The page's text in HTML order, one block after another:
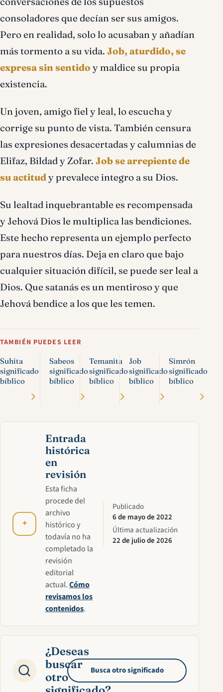
consoladores que decían ser sus amigos.
Pero en realidad, solo lo acusaban y añadían
más tormento a su vida. Job, aturdido, se
expresa sin sentido y maldice su propia
existencia.
Un joven, amigo fiel y leal, lo escucha y
corrige su punto de vista. También censura
las expresiones desacertadas y calumnias de
Elifaz, Bildad y Zofar. Job se arrepiente de
su actitudy prevalece integro a su Dios.
Su lealtad inquebrantable es recompensada
y Jehová Dios le multiplica las bendiciones.
Este hecho representa un ejemplo perfecto
para nuestros días. Deja en claro que bajo
cualquier situación difícil, se puede ser leal a
Dios. Que satanás es un mentiroso y que
Jehová bendice a los que les temen.
TAMBIÉN PUEDES LEER
Suhita
significado
bíblico
Sabeos
significado
bíblico
Temanita
significado
bíblico
Job
significado
bíblico
Simrón
significado
bíblico
✦
Entrada
histórica
en
revisión
Esta ficha
procede del
archivo
histórico y
todavía no ha
completado la
revisión
editorial
actual.Cómo
revisamos los
contenidos.
Publicado
6 de mayo de 2022
Última actualización
22 de julio de 2026
¿Deseas
buscar
otro
Busca otro significado